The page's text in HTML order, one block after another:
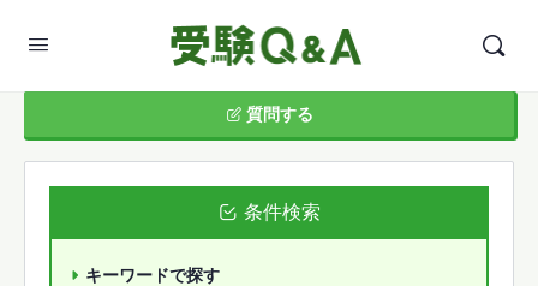
質問する
条件検索
キーワードで探す